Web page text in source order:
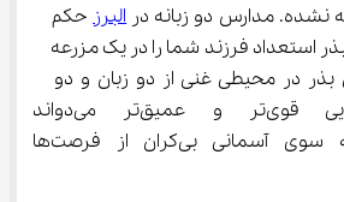
نشده. مدارس دو زبانه در البرز حکم
بذر استعداد فرزند شما را در یک مزرعه
این بذر در محیطی غنی از دو زبان و دو
فرهنگ، ریشه‌هایی قوی‌تر و عمیق‌تر
شاخه‌هایش را به سوی آسمانی بی‌کران از فرصت‌ها